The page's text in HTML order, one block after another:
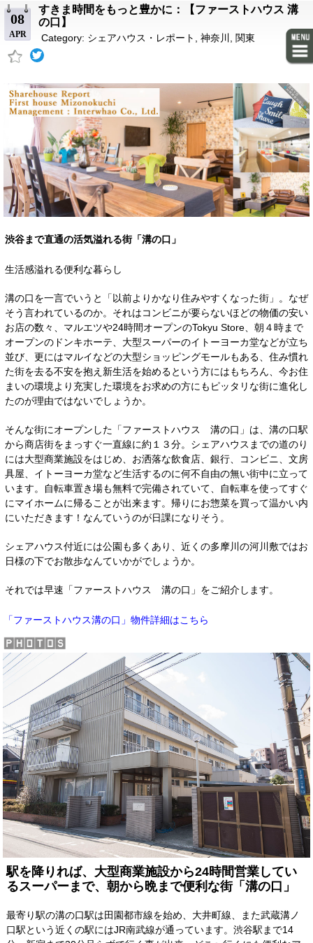
08
APR
すきま時間をもっと豊かに：【ファーストハウス 溝
の口】
Category: シェアハウス・レポート 神奈川 関東
渋谷まで直通の活気溢れる街「溝の口」
生活感溢れる便利な暮らし
溝の口を一言でいうと「以前よりかなり住みやすくなった街」。なぜ
そう言われているのか。それはコンビニが要らないほどの物価の安い
お店の数々、マルエツや24時間オープンのTokyu Store、朝４時まで
オープンのドンキホーテ、大型スーパーのイトーヨーカ堂などが立ち
並び、更にはマルイなどの大型ショッピングモールもある、住み慣れ
た街を去る不安を抱え新生活を始めるという方にはもちろん、今お住
まいの環境より充実した環境をお求めの方にもピッタリな街に進化し
たのが理由ではないでしょうか。
そんな街にオープンした「ファーストハウス 溝の口」は、溝の口駅
から商店街をまっすぐ一直線に約１３分。シェアハウスまでの道のり
には大型商業施設をはじめ、お洒落な飲食店、銀行、コンビニ、文房
具屋、イトーヨーカ堂など生活するのに何不自由の無い街中に立って
います。自転車置き場も無料で完備されていて、自転車を使ってすぐ
にマイホームに帰ることが出来ます。帰りにお惣菜を買って温かい内
にいただきます！なんていうのが日課になりそう。
シェアハウス付近には公園も多くあり、近くの多摩川の河川敷ではお
日様の下でお散歩なんていかがでしょうか。
それでは早速「ファーストハウス 溝の口」をご紹介します。
「ファーストハウス溝の口」 物件詳細はこちら
駅を降りれば、大型商業施設から24時間営業してい
るスーパーまで、朝から晩まで便利な街「溝の口」
最寄り駅の溝の口駅は田園都市線を始め、大井町線、また武蔵溝ノ
口駅という近くの駅にはJR南武線が通っています。渋谷駅まで14